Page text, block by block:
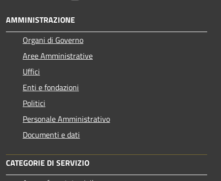
AMMINISTRAZIONE
Organi di Governo
Aree Amministrative
Uffici
Enti e fondazioni
Politici
Personale Amministrativo
Documenti e dati
CATEGORIE DI SERVIZIO